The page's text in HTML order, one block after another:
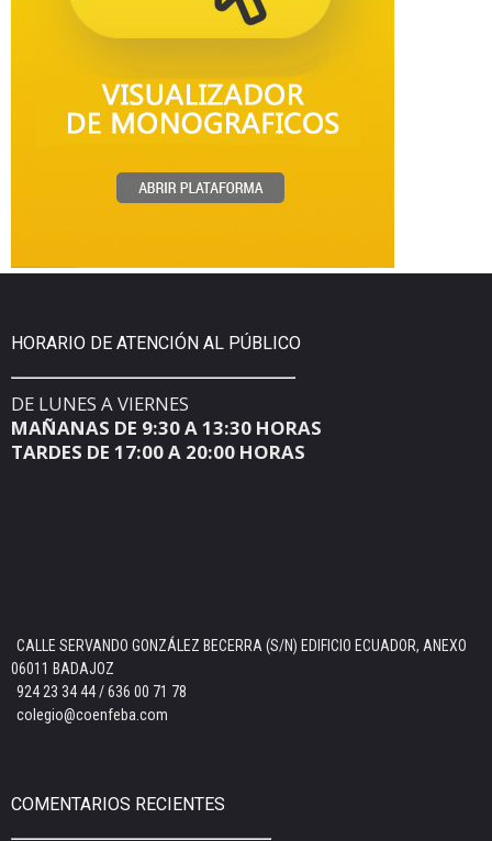
HORARIO DE ATENCIÓN AL PÚBLICO
DE LUNES A VIERNES
MAÑANAS DE 9:30 A 13:30 HORAS
TARDES DE 17:00 A 20:00 HORAS
CALLE SERVANDO GONZÁLEZ BECERRA (S/N) EDIFICIO ECUADOR, ANEXO
06011 BADAJOZ
924 23 34 44 / 636 00 71 78
colegio@coenfeba.com
COMENTARIOS RECIENTES